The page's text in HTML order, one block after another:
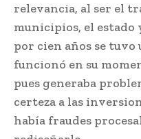
relevancia, al ser el
municipios, el estado
por cien años se
funcionó en su
pues generaba
certeza a las
había fraudes